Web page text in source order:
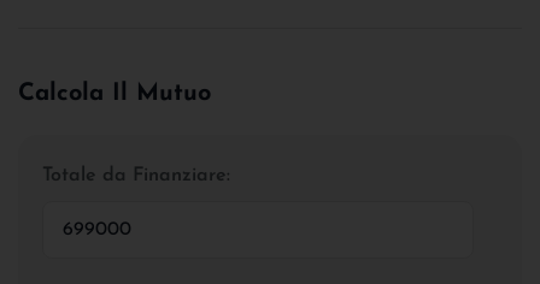
Calcola Il Mutuo
Totale da Finanziare: